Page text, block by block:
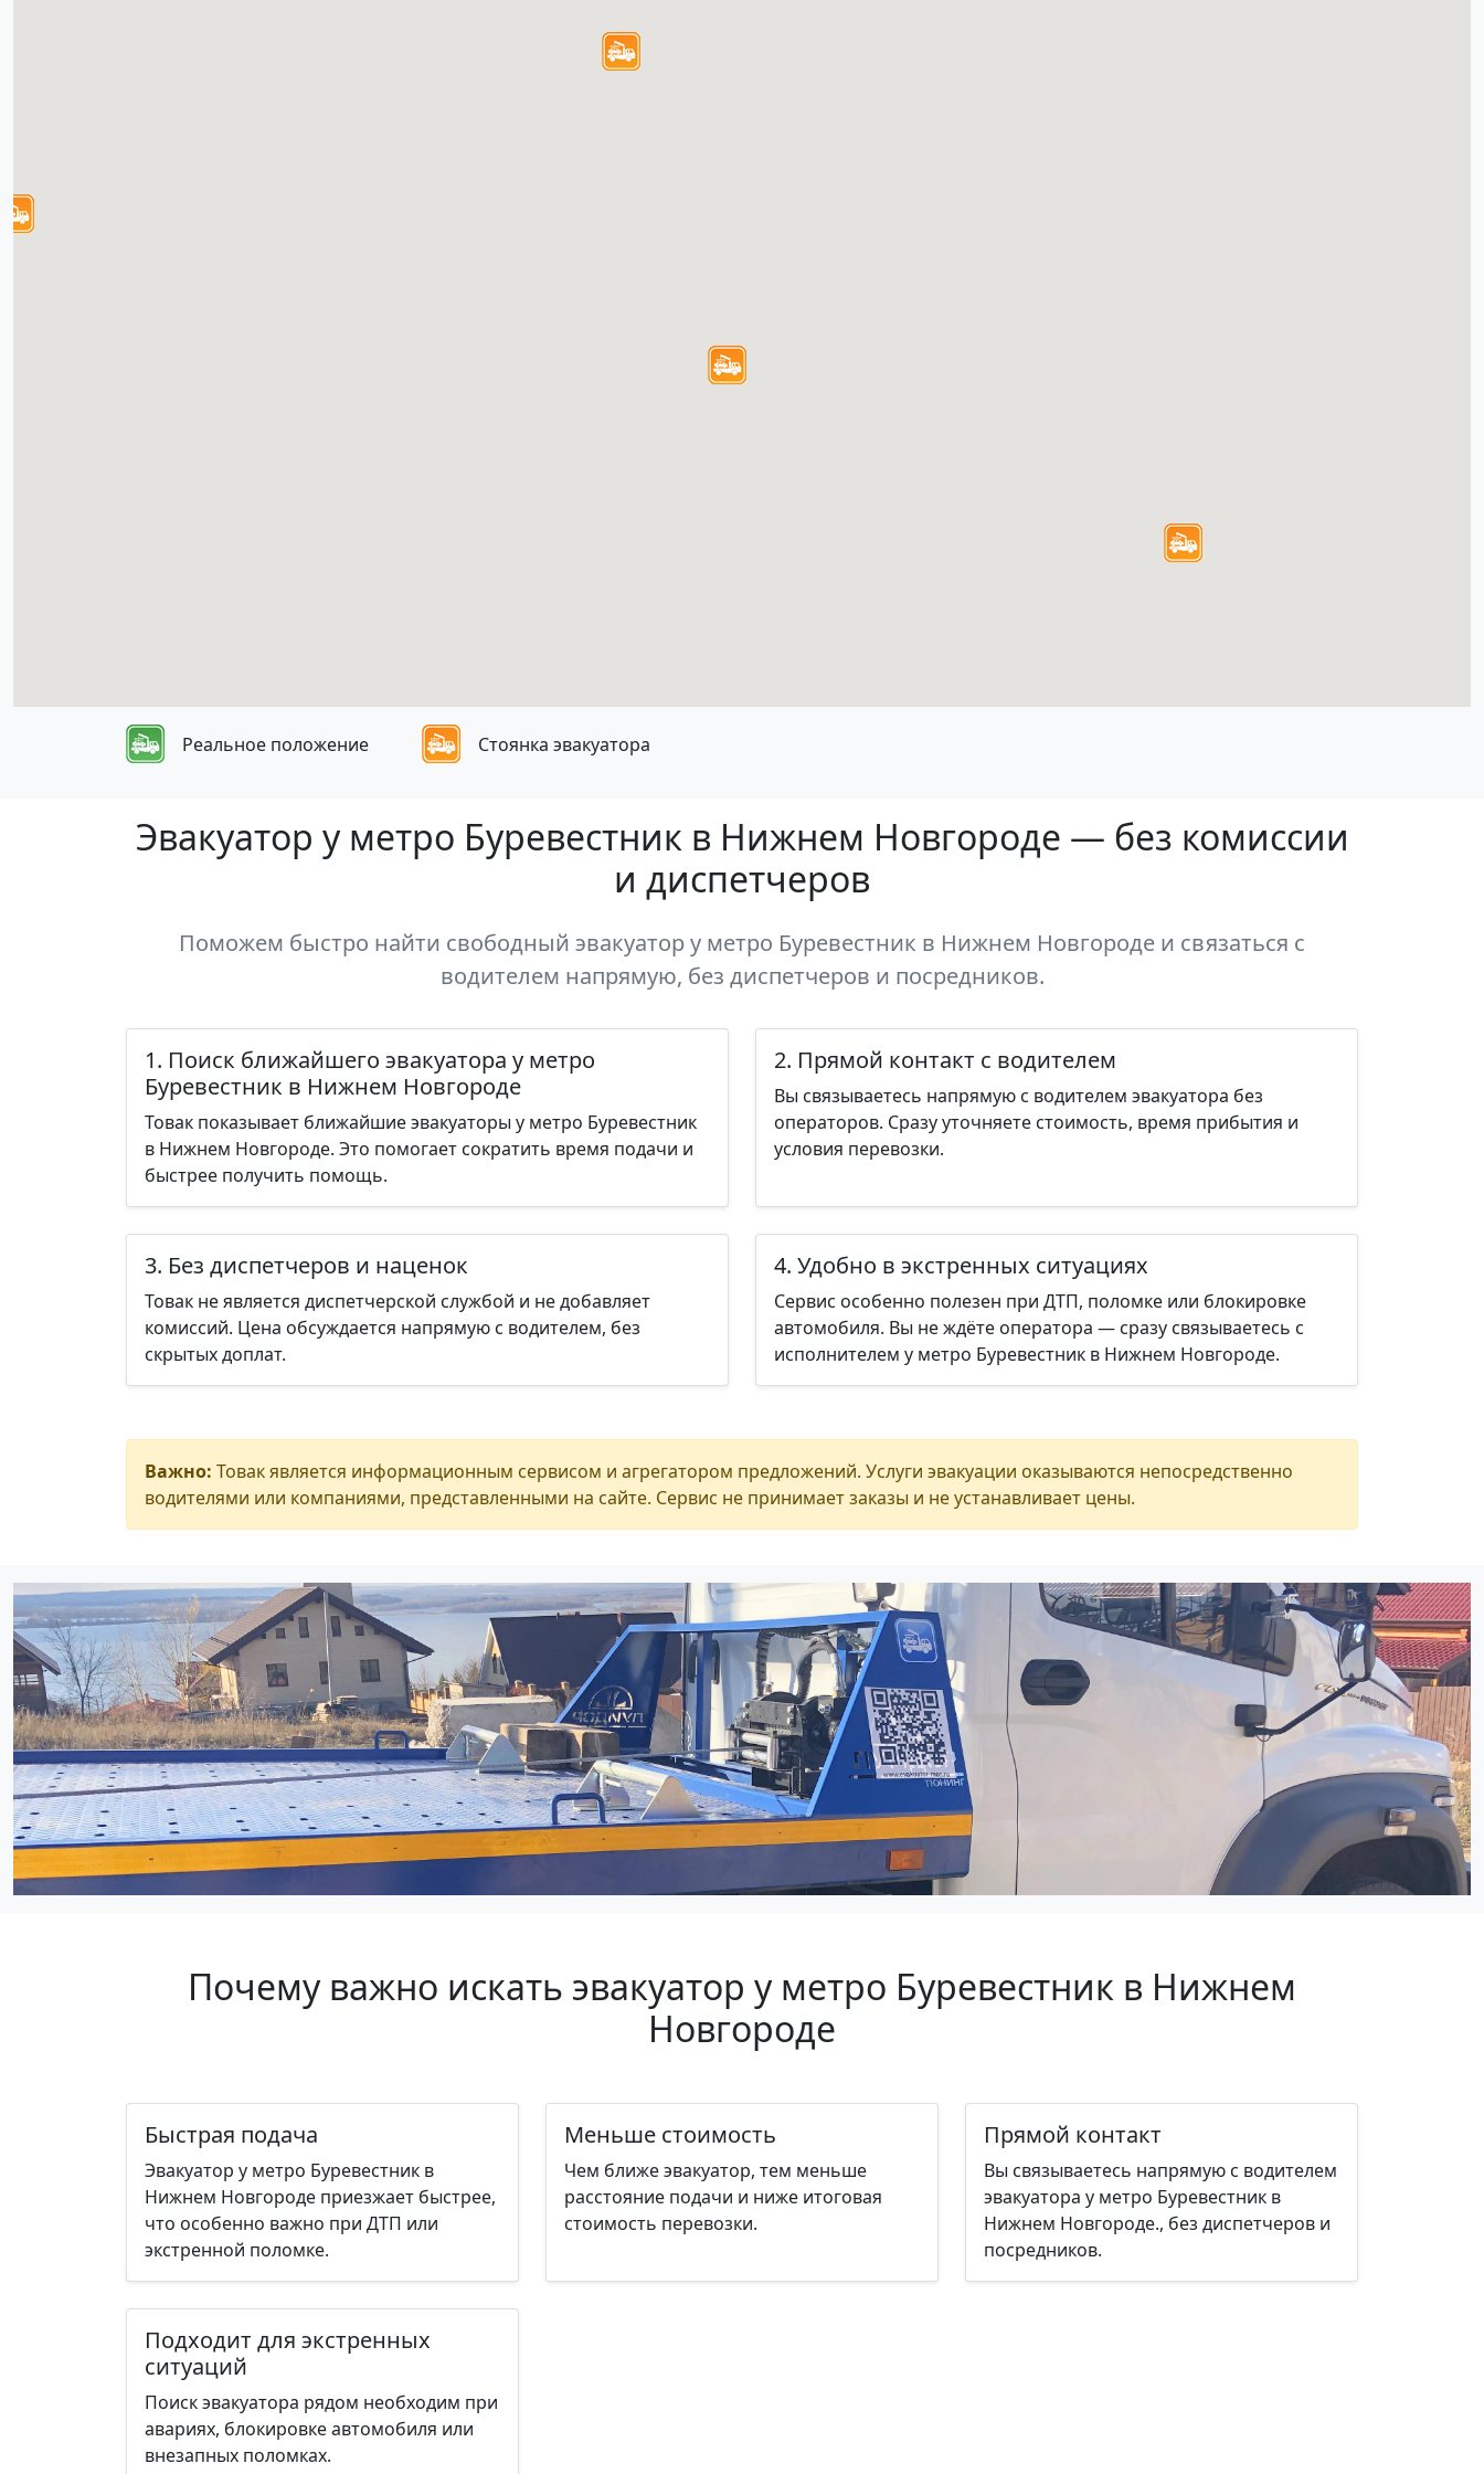
Реальное положение Стоянка эвакуатора
Эвакуатор у метро Буревестник в Нижнем Новгороде — без комиссии
и диспетчеров
Поможем быстро найти свободный эвакуатор у метро Буревестник в Нижнем Новгороде и связаться с
водителем напрямую, без диспетчеров и посредников.
1. Поиск ближайшего эвакуатора у метро
Буревестник в Нижнем Новгороде
Товак показывает ближайшие эвакуаторы у метро Буревестник
в Нижнем Новгороде. Это помогает сократить время подачи и
быстрее получить помощь.
2. Прямой контакт с водителем
Вы связываетесь напрямую с водителем эвакуатора без
операторов. Сразу уточняете стоимость, время прибытия и
условия перевозки.
3. Без диспетчеров и наценок
Товак не является диспетчерской службой и не добавляет
комиссий. Цена обсуждается напрямую с водителем, без
скрытых доплат.
4. Удобно в экстренных ситуациях
Сервис особенно полезен при ДТП, поломке или блокировке
автомобиля. Вы не ждёте оператора — сразу связываетесь с
исполнителем у метро Буревестник в Нижнем Новгороде.
Важно: Товак является информационным сервисом и агрегатором предложений. Услуги эвакуации оказываются непосредственно
водителями или компаниями, представленными на сайте. Сервис не принимает заказы и не устанавливает цены.
Почему важно искать эвакуатор у метро Буревестник в Нижнем
Новгороде
Быстрая подача
Эвакуатор у метро Буревестник в
Нижнем Новгороде приезжает быстрее,
что особенно важно при ДТП или
экстренной поломке.
Меньше стоимость
Чем ближе эвакуатор, тем меньше
расстояние подачи и ниже итоговая
стоимость перевозки.
Прямой контакт
Вы связываетесь напрямую с водителем
эвакуатора у метро Буревестник в
Нижнем Новгороде., без диспетчеров и
посредников.
Подходит для экстренных
ситуаций
Поиск эвакуатора рядом необходим при
авариях, блокировке автомобиля или
внезапных поломках.